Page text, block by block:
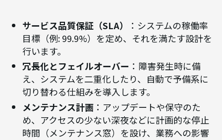
サービス品質保証（SLA）
：システムの稼働率
目標（例: 99.9%）を定め、それを満たす設計を
行います。
冗長化とフェイルオーバー ：障害発生時に備
え、システムを二重化したり、自動で予備系に
切り替わる仕組みを導入します。
メンテナンス計画：アップデートや保守のた
め、アクセスの少ない深夜などに計画的な停止
時間（メンテナンス窓）を設け、業務への影響